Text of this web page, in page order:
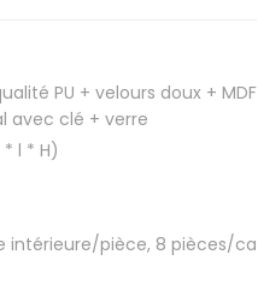
PU + velours doux + MDF
avec clé + verre
l * H)
intérieure/pièce, 8 pièces/ca